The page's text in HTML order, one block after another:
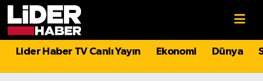
Lider Haber TV Canlı Yayın Ekonomi Dünya
Politika
Hava Durumu